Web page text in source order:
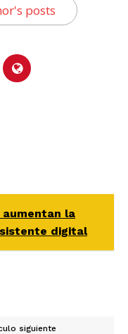
posts
la
digital
siguiente